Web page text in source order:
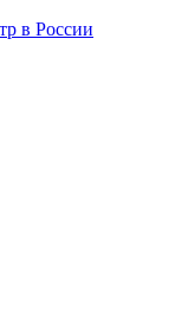
в России